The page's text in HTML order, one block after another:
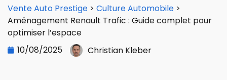
Vente Auto Prestige > Culture Automobile >
Aménagement Renault Trafic : Guide complet pour
optimiser l’espace
10/08/2025
Christian Kleber